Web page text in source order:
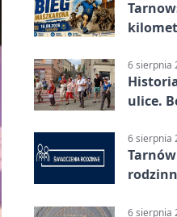
6 sierpnia
ulice.
6 sierpnia
6 sierpnia